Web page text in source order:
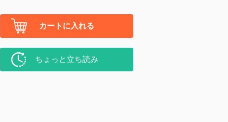
カートに入れる
ちょっと立ち読み